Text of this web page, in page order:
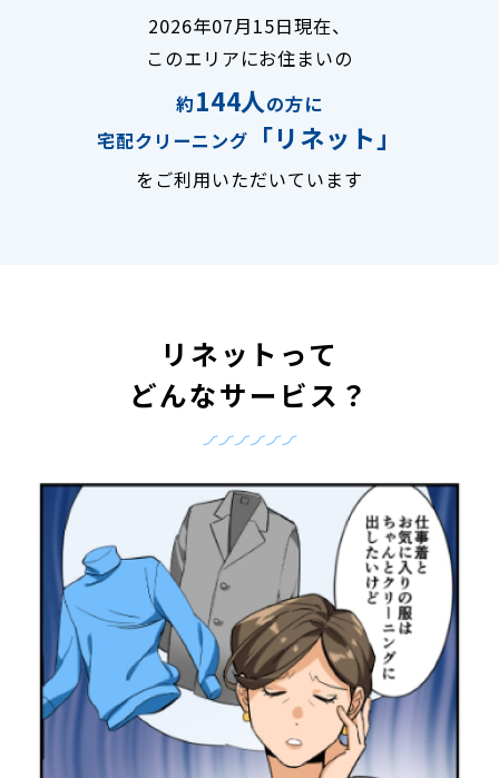
2026年07月15日現在、
このエリアにお住まいの
約144人の方に
宅配クリーニング
「リネット」
をご利用いただいています
リネットって
どんなサービス？